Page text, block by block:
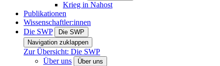
Krieg in Nahost
Publikationen
Wissenschaftler:innen
Die SWP
Die SWP
Navigation zuklappen
Zur Übersicht: Die SWP
Über uns
Über uns